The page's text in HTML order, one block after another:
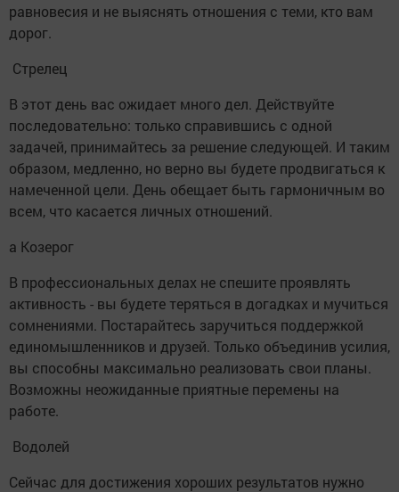
равновесия и не выяснять отношения с теми, кто вам
дорог.
Стрелец
В этот день вас ожидает много дел. Действуйте
последовательно: только справившись с одной
задачей, принимайтесь за решение следующей. И таким
образом, медленно, но верно вы будете продвигаться к
намеченной цели. День обещает быть гармоничным во
всем, что касается личных отношений.
а Козерог
В профессиональных делах не спешите проявлять
активность - вы будете теряться в догадках и мучиться
сомнениями. Постарайтесь заручиться поддержкой
единомышленников и друзей. Только объединив усилия,
вы способны максимально реализовать свои планы.
Возможны неожиданные приятные перемены на
работе.
Водолей
Сейчас для достижения хороших результатов нужно